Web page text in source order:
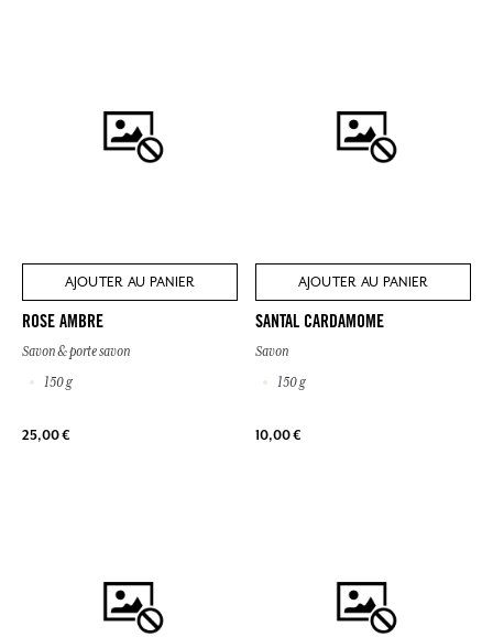
AJOUTER AU PANIER
ROSE AMBRE
Savon & porte savon
150 g
25,00 €
AJOUTER AU PANIER
SANTAL CARDAMOME
Savon
150 g
10,00 €